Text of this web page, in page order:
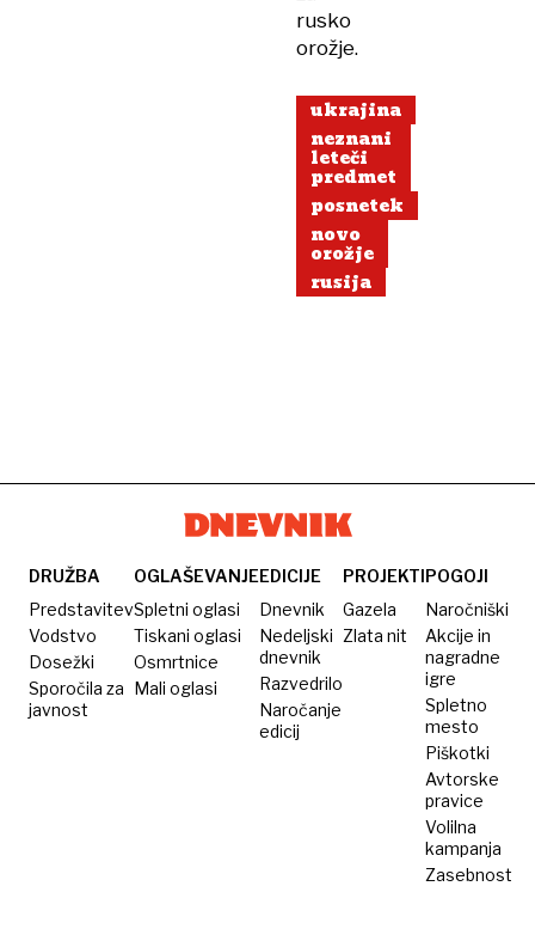
rusko
orožje.
ukrajina
neznani
leteči
predmet
posnetek
novo
orožje
rusija
DRUŽBA
Predstavitev
Vodstvo
Dosežki
Sporočila za
javnost
OGLAŠEVANJE
Spletni oglasi
Tiskani oglasi
Osmrtnice
Mali oglasi
EDICIJE
Dnevnik
Nedeljski
dnevnik
Razvedrilo
Naročanje
edicij
PROJEKTI
Gazela
Zlata nit
POGOJI
Naročniški
Akcije in
nagradne
igre
Spletno
mesto
Piškotki
Avtorske
pravice
Volilna
kampanja
Zasebnost